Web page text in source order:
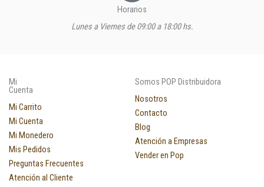
Horarios
Lunes a Viernes de 09:00 a 18:00 hs.
Mi
Cuenta
Mi Carrito
Mi Cuenta
Mi Monedero
Mis Pedidos
Preguntas Frecuentes
Atención al Cliente
Somos POP Distribuidora
Nosotros
Contacto
Blog
Atención a Empresas
Vender en Pop